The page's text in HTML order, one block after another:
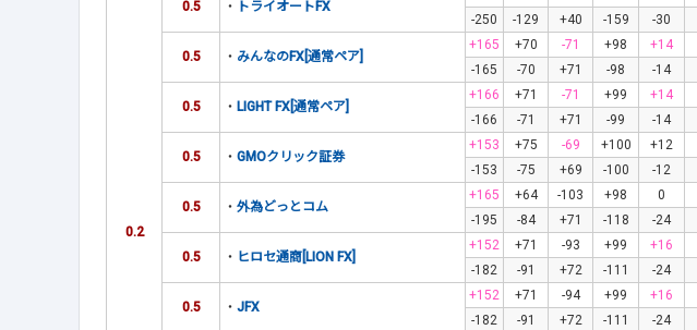
0.2
0.5 ・ トライオートFX
-250
-129 +40 -159 -30
0.5 ・ みんなのFX[通常ペア]
+165 +70 -71 +98 +14
-165
-70 +71 -98 -14
0.5 ・ LIGHT FX[通常ペア]
+166 +71 -71 +99 +14
-166
-71 +71 -99 -14
0.5 ・ GMOクリック証券
+153 +75 -69 +100 +12
-153
-75 +69 -100 -12
0.5 ・ 外為どっとコム
+165 +64 -103 +98 0
-195
-84 +71 -118 -24
0.5 ・ ヒロセ通商[LION FX]
+152 +71 -93 +99 +16
-182
-91 +72 -111 -24
0.5 ・ JFX
+152 +71 -94 +99 +16
-182
-91 +72 -111 -24